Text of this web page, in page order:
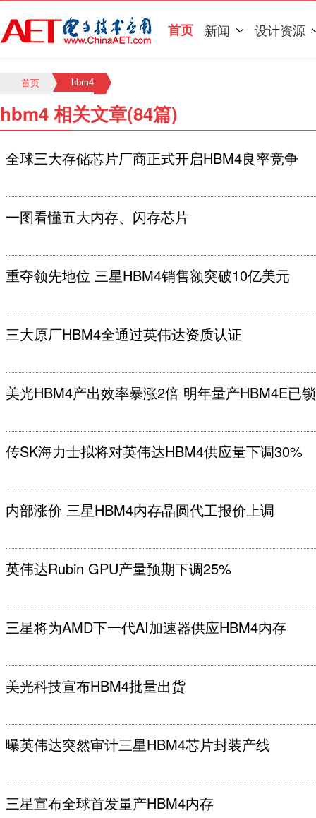
首页 新闻 设计资源
首页 hbm4
hbm4 相关文章(84篇)
全球三大存储芯片厂商正式开启HBM4良率竞争
一图看懂五大内存、闪存芯片
重夺领先地位 三星HBM4销售额突破10亿美元
三大原厂HBM4全通过英伟达资质认证
美光HBM4产出效率暴涨2倍 明年量产HBM4E已
传SK海力士拟将对英伟达HBM4供应量下调30%
内部涨价 三星HBM4内存晶圆代工报价上调
英伟达Rubin GPU产量预期下调25%
三星将为AMD下一代AI加速器供应HBM4内存
美光科技宣布HBM4批量出货
曝英伟达突然审计三星HBM4芯片封装产线
三星宣布全球首发量产HBM4内存